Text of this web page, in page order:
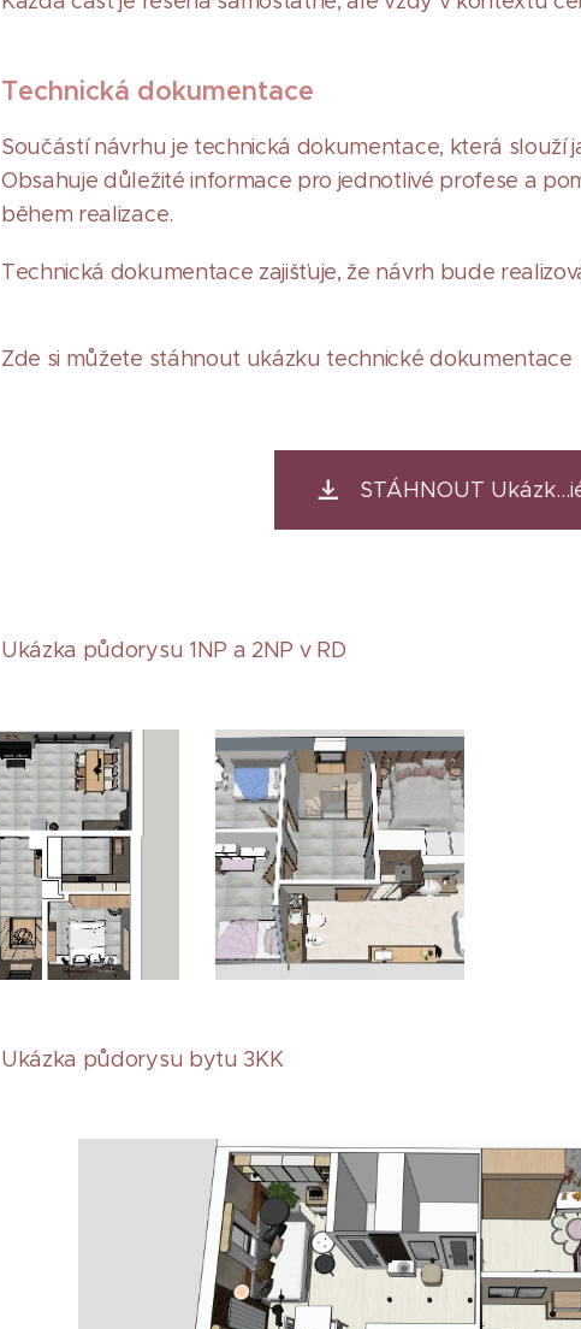
Technická dokumentace
Součástí návrhu je technická dokumentace, která slouží
Obsahuje důležité informace pro jednotlivé profese a
během realizace.
Technická dokumentace zajišťuje, že návrh bude
Zde si můžete stáhnout ukázku technické dokumentace
STÁHNOUT
Ukázka půdorysu 1NP a 2NP v RD
Ukázka půdorysu bytu 3KK